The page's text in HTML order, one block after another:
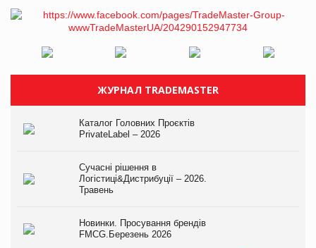
ЖУРНАЛ TRADEMASTER
Каталог Головних Проєктів
PrivateLabel – 2026
Сучасні рішення в
Логістиці&Дистрибуції – 2026.
Травень
Новинки. Просування брендів
FMCG.Березень 2026